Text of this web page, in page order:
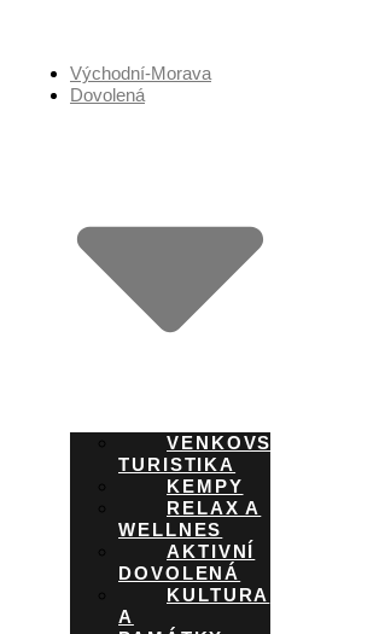
Východní-Morava
Dovolená
VENKOVSKÁ
TURISTIKA
KEMPY
RELAX A
WELLNES
AKTIVNÍ
DOVOLENÁ
KULTURA
A